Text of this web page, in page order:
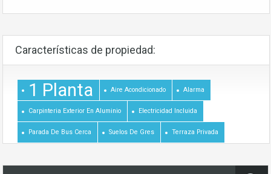
Características de propiedad:
1 Planta Aire Acondicionado Alarma
Carpinteria Exterior En Aluminio Electricidad Incluida
Parada De Bus Cerca Suelos De Gres Terraza Privada